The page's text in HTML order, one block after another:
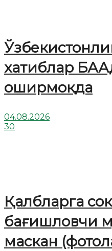
хатиблар
оширмоқда
04.08.2026
30
Қалбларга
бағишловчи
маскан